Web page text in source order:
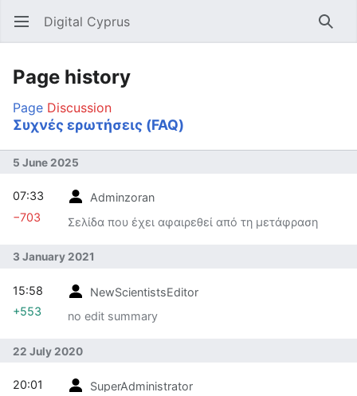
Open main menu Digital Cyprus
Page history
Page Discussion
Συχνές ερωτήσεις (FAQ)
5 June 2025
Adminzoran
Σελίδα που έχει αφαιρεθεί από τη μετάφραση
07:33
−703
3 January 2021
NewScientistsEditor
no edit summary
15:58
+553
22 July 2020
SuperAdministrator
20:01